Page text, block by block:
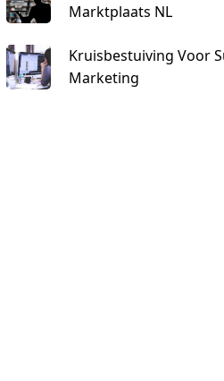
Marktplaats NL
Kruisbestuiving Voor
Marketing